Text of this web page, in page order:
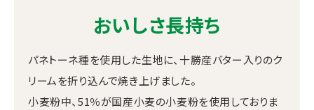
おいしさ長持ち
パネトーネ種を使用した生地に、十勝産バター入りのク
リームを折り込んで焼き上げました。
小麦粉中、51％が国産小麦の小麦粉を使用しておりま